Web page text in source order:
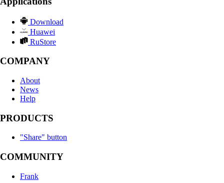
Download
Huawei
RuStore
COMPANY
About
News
Help
PRODUCTS
"Share" button
COMMUNITY
Frank